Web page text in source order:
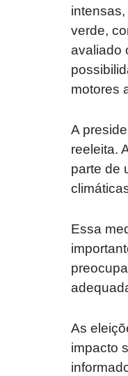
verde,
avaliado
motores
A
reeleita.
parte de
Essa
As
impacto